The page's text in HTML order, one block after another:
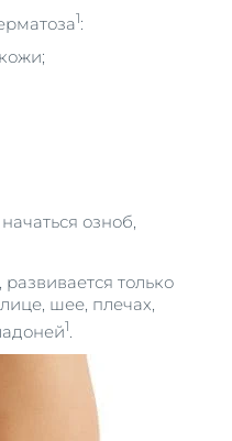
1:
озноб,
только
шее, плечах,
1.